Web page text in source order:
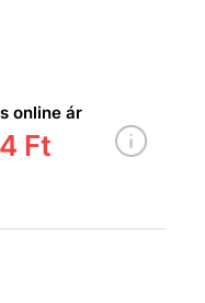
online ár
Ft